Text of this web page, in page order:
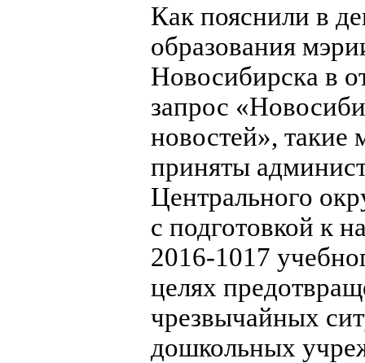
Как пояснили в
образования
Новосибирска в
запрос
новостей»,
приняты
Центрального
с подготовкой к
2016-1017
целях
чрезвычайных
дошкольных